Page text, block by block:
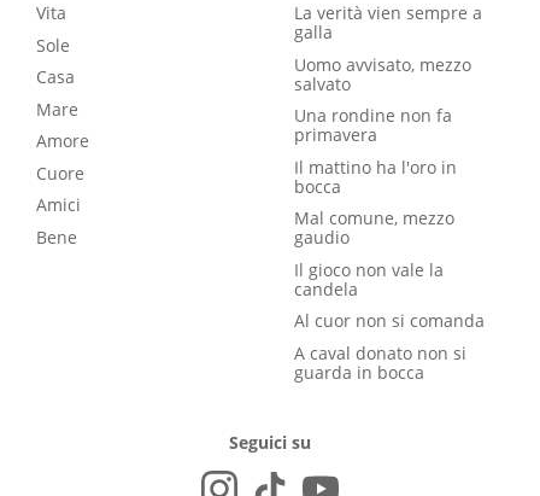
Vita
Sole
Casa
Mare
Amore
Cuore
Amici
Bene
La verità vien sempre a
galla
Uomo avvisato, mezzo
salvato
Una rondine non fa
primavera
Il mattino ha l'oro in
bocca
Mal comune, mezzo
gaudio
Il gioco non vale la
candela
Al cuor non si comanda
A caval donato non si
guarda in bocca
Seguici su